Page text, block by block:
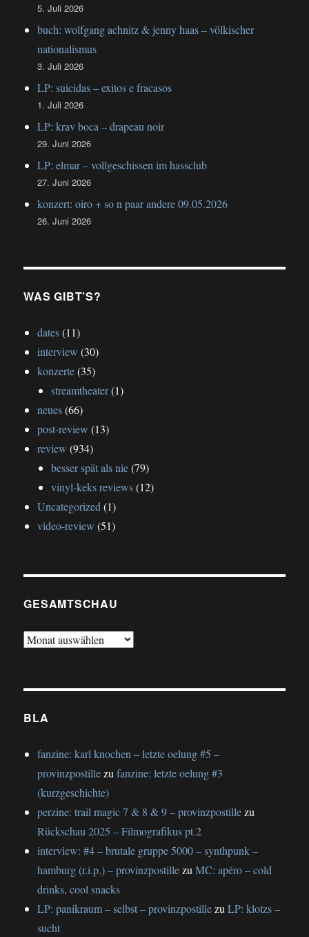
5. Juli 2026
buch: wolfgang achnitz & jenny haas – völkischer
nationalismus
3. Juli 2026
LP: suicidas – exitos e fracasos
1. Juli 2026
LP: krav boca – drapeau noir
29. Juni 2026
LP: elmar – vollgeschissen im hassclub
27. Juni 2026
konzert: oiro + so n paar andere 09.05.2026
26. Juni 2026
WAS GIBT’S?
dates(11)
interview (30)
konzerte(35)
streamtheater(1)
neues(66)
post-review (13)
review (934)
besser spät als nie(79)
vinyl-keks reviews(12)
Uncategorized (1)
video-review (51)
GESAMTSCHAU
gesamtschau
BLA
fanzine: karl knochen – letzte oelung #5 –
provinzpostillezufanzine: letzte oelung #3
(kurzgeschichte)
perzine: trail magic 7 & 8 & 9 – provinzpostillezu
Rückschau 2025 – Filmografikus pt.2
interview: #4 – brutale gruppe 5000 – synthpunk –
hamburg (r.i.p.) – provinzpostillezuMC: apéro – cold
drinks, cool snacks
LP: panikraum – selbst – provinzpostillezuLP: klotzs –
sucht